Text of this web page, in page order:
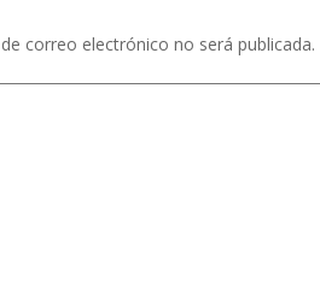
correo electrónico no será publicada.